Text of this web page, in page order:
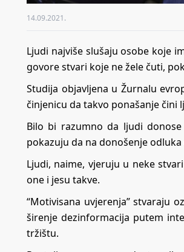
14.09.2021.
Ljudi najviše slušaju osobe koje
govore stvari koje ne žele čuti,
Studija objavljena u Žurnalu
činjenicu da takvo ponašanje
Bilo bi razumno da ljudi
pokazuju da na donošenje
Ljudi, naime, vjeruju u neke
one i jesu takve.
“Motivisana uvjerenja” stvaraju
širenje dezinformacija putem
tržištu.